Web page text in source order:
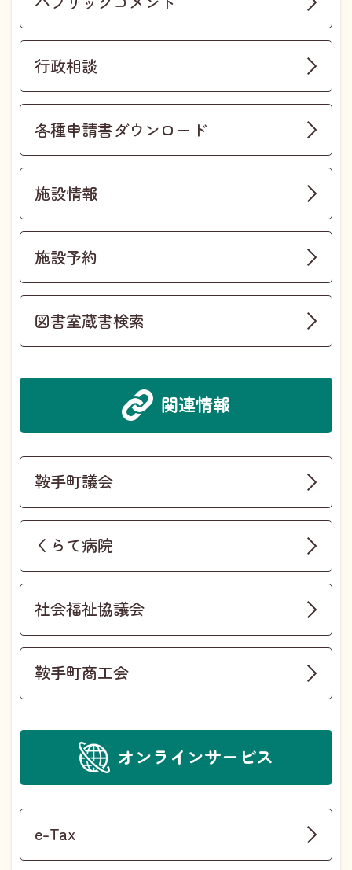
行政相談
各種申請書ダウンロード
施設情報
施設予約
図書室蔵書検索
関連情報
鞍手町議会
くらて病院
社会福祉協議会
鞍手町商工会
オンラインサービス
e-Tax